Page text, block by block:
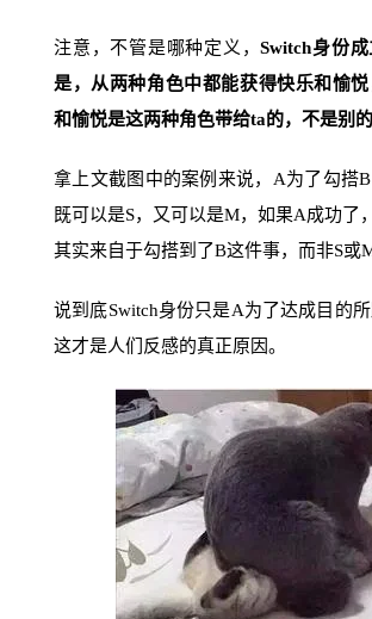
注意，不管是哪种定义，Switch身份
是，从两种角色中都能获得快乐和愉
和愉悦是这两种角色带给ta的，不是别的
拿上文截图中的案例来说，A为了勾搭
既可以是S，又可以是M，如果A成功了
其实来自于勾搭到了B这件事，而非S或
说到底Switch身份只是A为了达成目的所
这才是人们反感的真正原因。